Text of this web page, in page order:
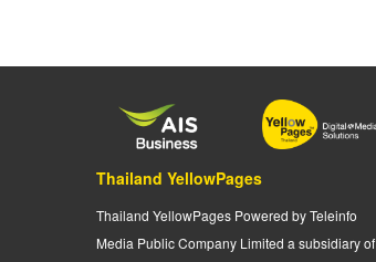
Thailand YellowPages
Thailand YellowPages Powered by Teleinfo
Media Public Company Limited a subsidiary of